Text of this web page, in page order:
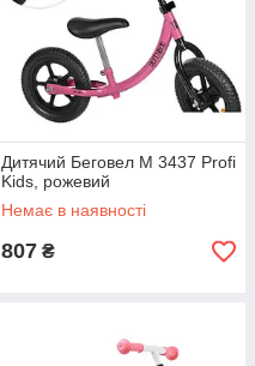
Дитячий Беговел M 3437 Profi
Kids, рожевий
Немає в наявності
807 ₴